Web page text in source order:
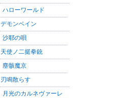
ハローワールド
デモンベイン
沙耶の唄
天使ノ二挺拳銃
塵骸魔京
刃鳴散らす
月光のカルネヴァーレ